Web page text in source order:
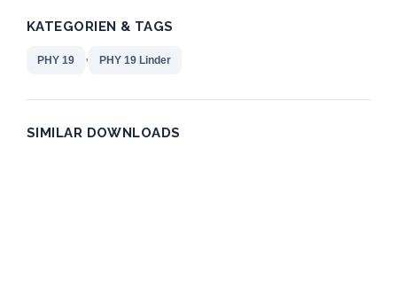
KATEGORIEN & TAGS
PHY 19 , PHY 19 Linder
SIMILAR DOWNLOADS